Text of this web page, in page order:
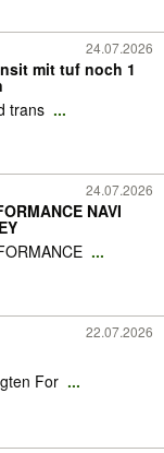
24.07.2026
mit tuf noch 1
trans ...
24.07.2026
NAVI
...
22.07.2026
For ...